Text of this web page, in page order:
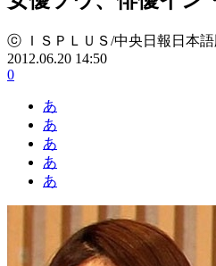
ⓒ ＩＳＰＬＵＳ/中央日報日本語
2012.06.20 14:50
0
あ
あ
あ
あ
あ